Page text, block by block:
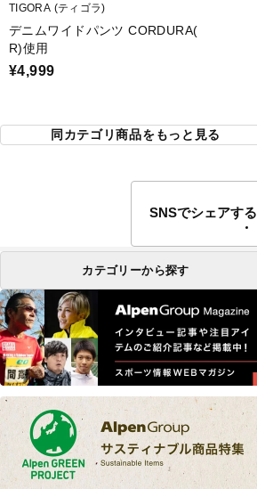
TIGORA (ティゴラ)
デニムワイドパンツ CORDURA(
R)使用
¥4,999
同カテゴリ商品をもっと見る
SNSでシェアする
カテゴリーから探す